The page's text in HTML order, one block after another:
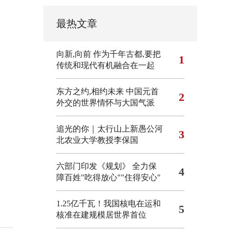
最热文章
向新,向前 作为千年古都,要把
传统和现代有机融合在一起
1
东方之约,相约未来 中国元首
外交的世界情怀与大国气派
2
追光的你｜太行山上新愚公河
北农业大学教授李保国
3
六部门印发《规划》 全力保
障百姓"吃得放心""住得安心"
4
1.25亿千瓦！我国核电在运和
核准在建规模居世界首位
5